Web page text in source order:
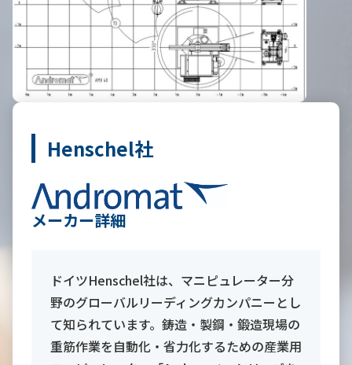
Henschel社
メーカー詳細
ドイツHenschel社は、マニピュレーター分
野のグローバルリーディングカンパニーとし
て知られています。鋳造・製鋼・鍛造現場の
重筋作業を自動化・省力化するための産業用